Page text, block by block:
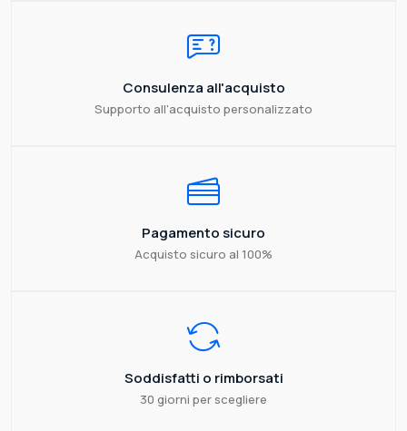
Consulenza all'acquisto
Supporto all'acquisto personalizzato
Pagamento sicuro
Acquisto sicuro al 100%
Soddisfatti o rimborsati
30 giorni per scegliere